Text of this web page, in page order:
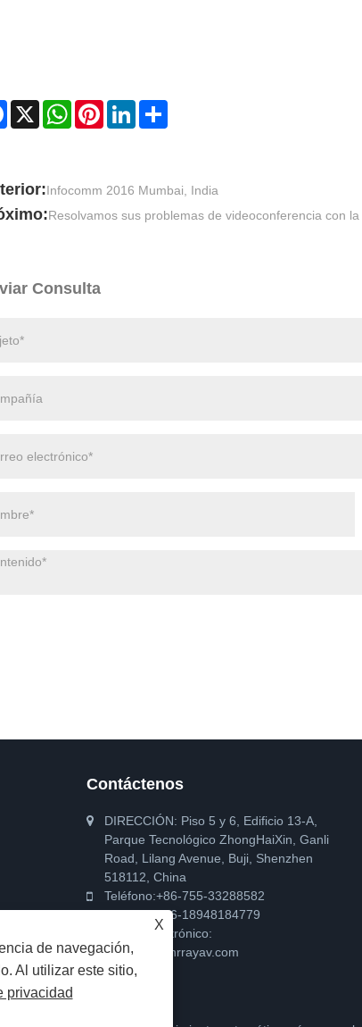
Facebook
X WhatsAppPinterestLinkedIn
Infocomm 2016 Mumbai, India
Resolvamos sus problemas de videoconferencia con
Consulta
Contáctenos
DIRECCIÓN: Piso 5 y 6, Edificio 13-A,
Parque Tecnológico ZhongHaiXin, Ganli
Road, Lilang Avenue, Buji, Shenzhen
518112, China
Teléfono:+86-755-33288582
Teléfono:+86-18948184779
Correo electrónico:
market@minrrayav.com
X
de navegación,
Al utilizar este sitio,
privacidad